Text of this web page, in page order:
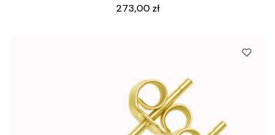
Cena
273,00 zł